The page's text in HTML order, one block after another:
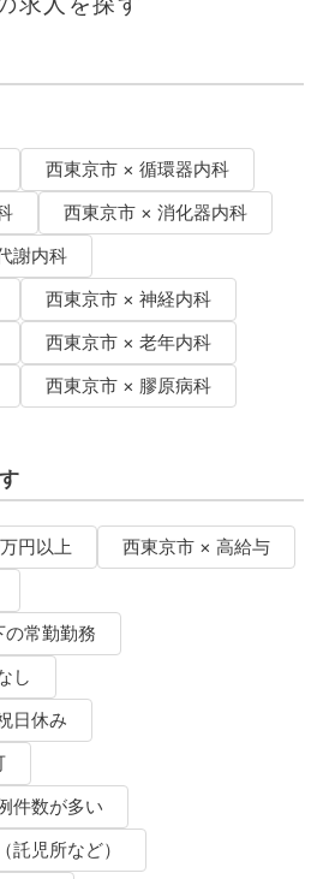
西東京市 × 循環器内科
西東京市 × 消化器内科
謝内科
西東京市 × 神経内科
西東京市 × 老年内科
西東京市 × 膠原病科
円以上
西東京市 × 高給与
常勤勤務
し
日休み
件数が多い
託児所など）